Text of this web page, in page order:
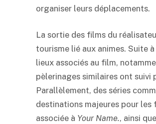
organiser leurs déplacements.
La sortie des films du
tourisme lié aux animes. Suite à
lieux associés au film,
pèlerinages similaires ont
Parallèlement, des séries
destinations majeures pour les
associée à Your Name., ainsi